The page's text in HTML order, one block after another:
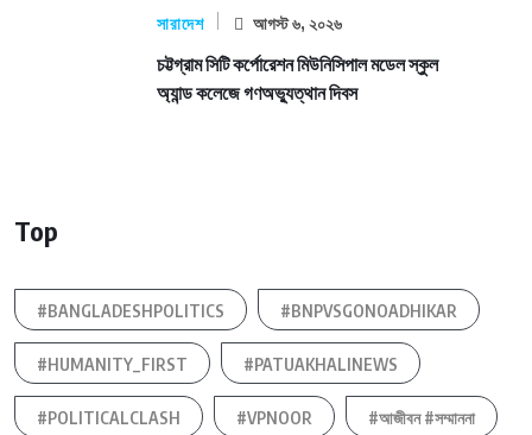
সারাদেশ আগস্ট ৬, ২০২৬
চট্টগ্রাম সিটি কর্পোরেশন মিউনিসিপাল মডেল স্কুল
অ্যান্ড কলেজে গণঅভ্যুত্থান দিবস
Top
#BANGLADESHPOLITICS #BNPVSGONOADHIKAR
#HUMANITY_FIRST #PATUAKHALINEWS
#POLITICALCLASH #VPNOOR #আজীবন #সম্মাননা